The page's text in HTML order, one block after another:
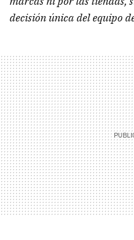
decisión única del equipo